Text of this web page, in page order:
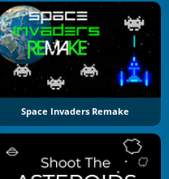
Space Invaders Remake